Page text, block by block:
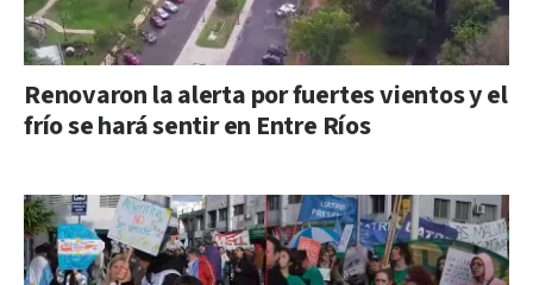
Renovaron la alerta por fuertes vientos y el
frío se hará sentir en Entre Ríos